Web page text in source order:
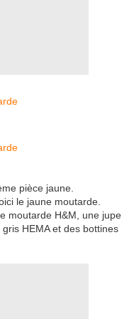
pièce jaune.
le jaune moutarde.
moutarde H&M, une jupe
HEMA et des bottines